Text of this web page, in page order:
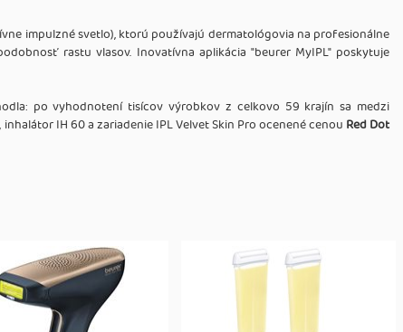
impulzné svetlo), ktorú používajú dermatológovia na profesionálne
rastu vlasov. Inovatívna aplikácia "beurer MyIPL" poskytuje
po vyhodnotení tisícov výrobkov z celkovo 59 krajín sa medzi
IH 60 a zariadenie IPL Velvet Skin Pro ocenené cenou Red Dot